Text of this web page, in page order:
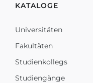
KATALOGE
Universitäten
Fakultäten
Studienkollegs
Studiengänge